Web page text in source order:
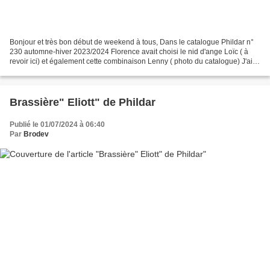
Bonjour et très bon début de weekend à tous, Dans le catalogue Phildar n°
230 automne-hiver 2023/2024 Florence avait choisi le nid d'ange Loïc ( à
revoir ici) et également cette combinaison Lenny ( photo du catalogue) J'ai
Brassière" Eliott" de Phildar
Publié le 01/07/2024 à 06:40
Par Brodev